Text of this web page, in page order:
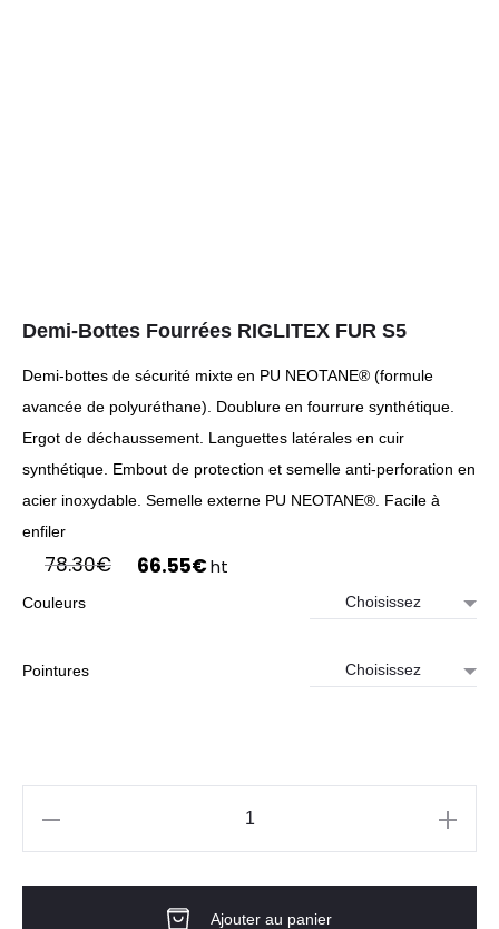
Demi-Bottes Fourrées RIGLITEX FUR S5
Demi-bottes de sécurité mixte en PU NEOTANE® (formule
avancée de polyuréthane). Doublure en fourrure synthétique.
Ergot de déchaussement. Languettes latérales en cuir
synthétique. Embout de protection et semelle anti-perforation en
acier inoxydable. Semelle externe PU NEOTANE®. Facile à
enfiler
78.30€ 66.55€ Le
ht
Couleurs
Pointures
Ajouter au panier